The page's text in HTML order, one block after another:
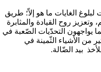
الغايات ما هو إلاّ؛ طريق
روح القيادة والمثابرة
يواجهون التحدّيات الصّعبة في
من الأشياء الثّمينة في
بيد الضّالة.